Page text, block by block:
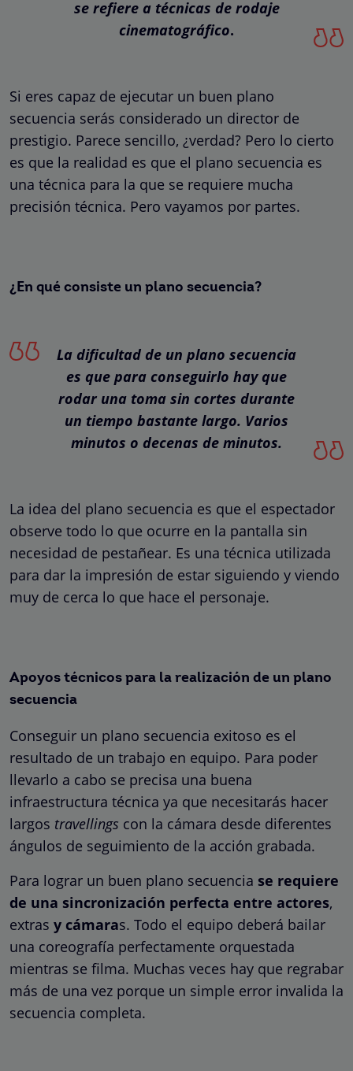
se refiere a técnicas de rodaje
cinematográfico.
Si eres capaz de ejecutar un buen plano
secuencia serás considerado un director de
prestigio. Parece sencillo, ¿verdad? Pero lo cierto
es que la realidad es que el plano secuencia es
una técnica para la que se requiere mucha
precisión técnica. Pero vayamos por partes.
¿En qué consiste un plano secuencia?
La dificultad de un plano secuencia
es que para conseguirlo hay que
rodar una toma sin cortes durante
un tiempo bastante largo. Varios
minutos o decenas de minutos.
La idea del plano secuencia es que el espectador
observe todo lo que ocurre en la pantalla sin
necesidad de pestañear. Es una técnica utilizada
para dar la impresión de estar siguiendo y viendo
muy de cerca lo que hace el personaje.
Apoyos técnicos para la realización de un plano
secuencia
Conseguir un plano secuencia exitoso es el
resultado de un trabajo en equipo. Para poder
llevarlo a cabo se precisa una buena
infraestructura técnica ya que necesitarás hacer
largos travellings con la cámara desde diferentes
ángulos de seguimiento de la acción grabada.
Para lograr un buen plano secuencia se requiere
de una sincronización perfecta entre actores,
extras y cámaras. Todo el equipo deberá bailar
una coreografía perfectamente orquestada
mientras se filma. Muchas veces hay que regrabar
más de una vez porque un simple error invalida la
secuencia completa.